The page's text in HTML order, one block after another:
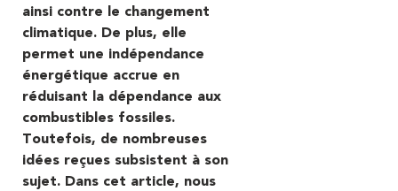
ainsi contre le changement
climatique. De plus, elle
permet une indépendance
énergétique accrue en
réduisant la dépendance aux
combustibles fossiles.
Toutefois, de nombreuses
idées reçues subsistent à son
sujet. Dans cet article, nous